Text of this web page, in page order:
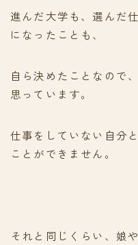
進んだ大学も、選んだ
になったことも、
自ら決めたことなので
思っています。
仕事をしていない自分
ことができません。
それと同じくらい、娘